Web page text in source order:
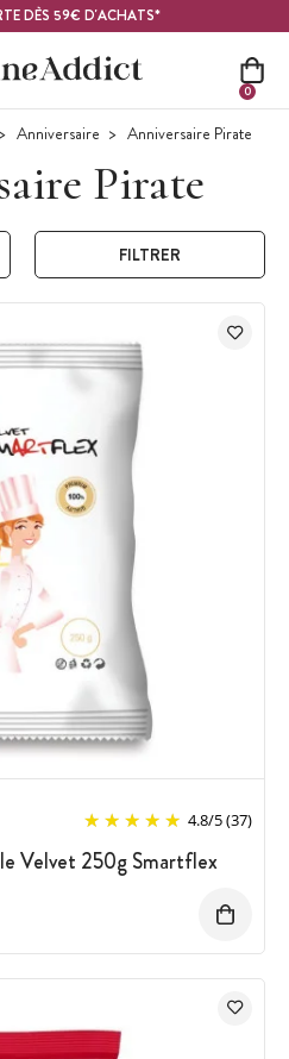
DÈS 59€ D'ACHATS*
0
Anniversaire Anniversaire Pirate
Pirate
FILTRER
4.8/5(37)
Velvet 250g Smartflex